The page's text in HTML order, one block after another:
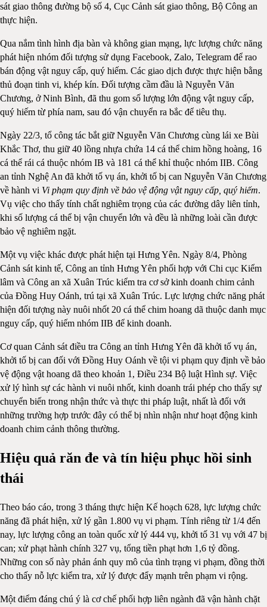
sát giao thông đường bộ số 4, Cục Cảnh sát giao thông, Bộ Công an
thực hiện.
Qua nắm tình hình địa bàn và không gian mạng, lực lượng chức năng
phát hiện nhóm đối tượng sử dụng Facebook, Zalo, Telegram để rao
bán động vật nguy cấp, quý hiếm. Các giao dịch được thực hiện bằng
thủ đoạn tinh vi, khép kín. Đối tượng cầm đầu là Nguyễn Văn
Chương, ở Ninh Bình, đã thu gom số lượng lớn động vật nguy cấp,
quý hiếm từ phía nam, sau đó vận chuyển ra bắc để tiêu thụ.
Ngày 22/3, tổ công tác bắt giữ Nguyễn Văn Chương cùng lái xe Bùi
Khắc Thơ, thu giữ 40 lồng nhựa chứa 14 cá thể chim hồng hoàng, 16
cá thể rái cá thuộc nhóm IB và 181 cá thể khỉ thuộc nhóm IIB. Công
an tỉnh Nghệ An đã khởi tố vụ án, khởi tố bị can Nguyễn Văn Chương
về hành vi Vi phạm quy định về bảo vệ động vật nguy cấp, quý hiếm.
Vụ việc cho thấy tính chất nghiêm trọng của các đường dây liên tỉnh,
khi số lượng cá thể bị vận chuyển lớn và đều là những loài cần được
bảo vệ nghiêm ngặt.
Một vụ việc khác được phát hiện tại Hưng Yên. Ngày 8/4, Phòng
Cảnh sát kinh tế, Công an tỉnh Hưng Yên phối hợp với Chi cục Kiểm
lâm và Công an xã Xuân Trúc kiểm tra cơ sở kinh doanh chim cảnh
của Đồng Huy Oánh, trú tại xã Xuân Trúc. Lực lượng chức năng phát
hiện đối tượng này nuôi nhốt 20 cá thể chim hoang dã thuộc danh mục
nguy cấp, quý hiếm nhóm IIB để kinh doanh.
Cơ quan Cảnh sát điều tra Công an tỉnh Hưng Yên đã khởi tố vụ án,
khởi tố bị can đối với Đồng Huy Oánh về tội vi phạm quy định về bảo
vệ động vật hoang dã theo khoản 1, Điều 234 Bộ luật Hình sự. Việc
xử lý hình sự các hành vi nuôi nhốt, kinh doanh trái phép cho thấy sự
chuyển biến trong nhận thức và thực thi pháp luật, nhất là đối với
những trường hợp trước đây có thể bị nhìn nhận như hoạt động kinh
doanh chim cảnh thông thường.
Hiệu quả răn đe và tín hiệu phục hồi sinh
thái
Theo báo cáo, trong 3 tháng thực hiện Kế hoạch 628, lực lượng chức
năng đã phát hiện, xử lý gần 1.800 vụ vi phạm. Tính riêng từ 1/4 đến
nay, lực lượng công an toàn quốc xử lý 444 vụ, khởi tố 31 vụ với 47 bị
can; xử phạt hành chính 327 vụ, tổng tiền phạt hơn 1,6 tỷ đồng.
Những con số này phản ánh quy mô của tình trạng vi phạm, đồng thời
cho thấy nỗ lực kiểm tra, xử lý được đẩy mạnh trên phạm vi rộng.
Một điểm đáng chú ý là cơ chế phối hợp liên ngành đã vận hành chặt